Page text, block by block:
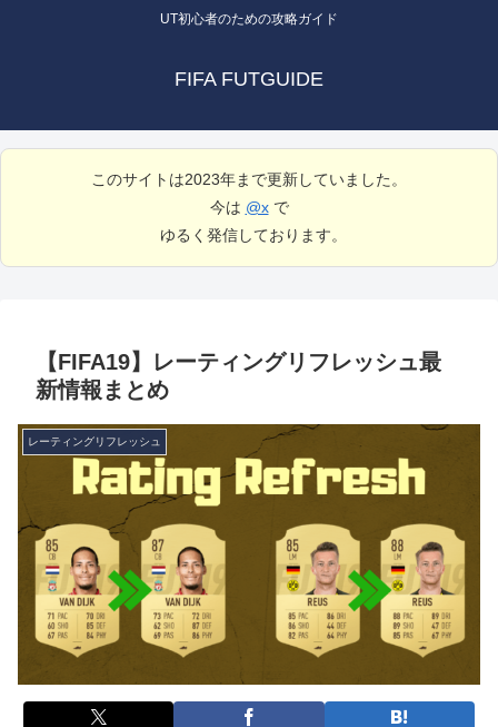
UT初心者のための攻略ガイド
FIFA FUTGUIDE
このサイトは2023年まで更新していました。
今は @xで
ゆるく発信しております。
【FIFA19】レーティングリフレッシュ最
新情報まとめ
レーティングリフレッシュ